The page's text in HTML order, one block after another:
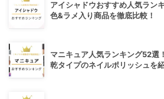
アイシャドウおすすめ人気ラン
色&ラメ入り商品を徹底比較！
マニキュア人気ランキング52選
乾タイプのネイルポリッシュを